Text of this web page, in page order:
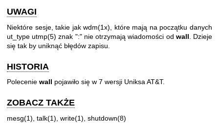
UWAGI
Niektóre sesje, takie jakwdm(1x) , które mają na początku danych
ut_typeutmp(5) znak ":" nie otrzymają wiadomości od wall . Dzieje
się tak by uniknąć błędów zapisu.
HISTORIA
Polecenie wall pojawiło się w 7 wersji Uniksa AT&T.
ZOBACZ TAKŻE
mesg(1) talk(1) write(1) shutdown(8)